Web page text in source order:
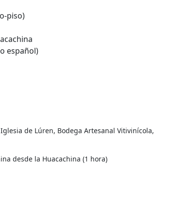
piso)
español)
de Lúren, Bodega Artesanal Vitivinícola,
desde la Huacachina (1 hora)